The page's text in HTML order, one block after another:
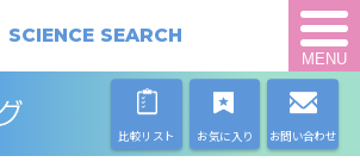
SCIENCE SEARCH
MENU
比較リスト お気に入り お問い合わせ